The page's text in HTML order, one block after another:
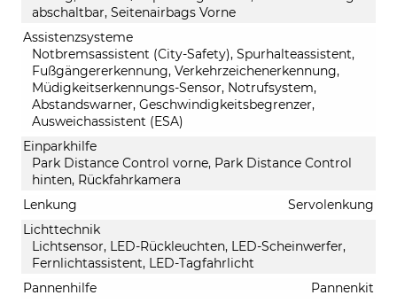
abschaltbar, Seitenairbags Vorne
Assistenzsysteme
Notbremsassistent (City-Safety), Spurhalteassistent,
Fußgängererkennung, Verkehrzeichenerkennung,
Müdigkeitserkennungs-Sensor, Notrufsystem,
Abstandswarner, Geschwindigkeitsbegrenzer,
Ausweichassistent (ESA)
Einparkhilfe
Park Distance Control vorne, Park Distance Control
hinten, Rückfahrkamera
Lenkung
Servolenkung
Lichttechnik
Lichtsensor, LED-Rückleuchten, LED-Scheinwerfer,
Fernlichtassistent, LED-Tagfahrlicht
Pannenhilfe
Pannenkit